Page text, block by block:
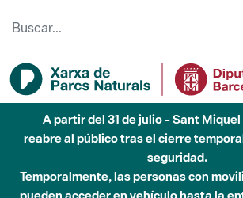
A partir del 31 de julio - Sant
reabre al público tras el cierre
seguridad.
Temporalmente, las personas con
pueden acceder en vehículo hasta la